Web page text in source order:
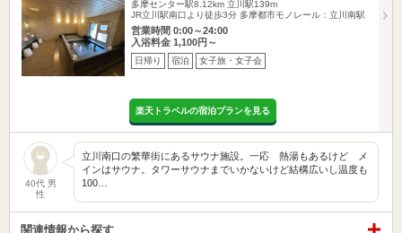
多摩センター駅8.12km 立川駅139m
JR立川駅南口より徒歩3分 多摩都市モノレール：立川南駅
営業時間 0:00～24:00
入浴料金 1,100円～
日帰り 宿泊 女子旅・女子会
楽天トラベルの宿泊プランを見る
40代 男
性
立川南口の繁華街にあるサウナ施設。一応 熱湯もあるけど メ
インはサウナ。タワーサウナまでいかないけど結構広いし温度も
100…
関連情報から探す